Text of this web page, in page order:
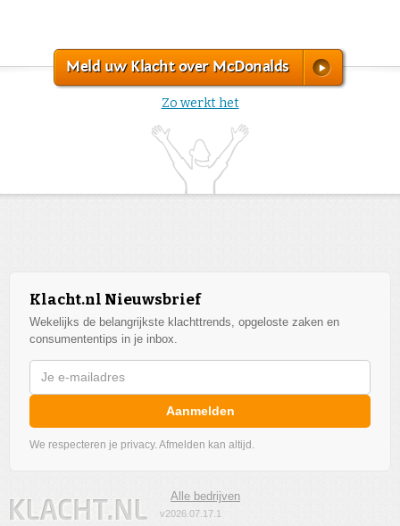
Meld uw Klacht over McDonalds
Zo werkt het
Klacht.nl Nieuwsbrief
Wekelijks de belangrijkste klachttrends, opgeloste zaken en
consumententips in je inbox.
Aanmelden
We respecteren je privacy. Afmelden kan altijd.
Alle bedrijven
v2026.07.17.1